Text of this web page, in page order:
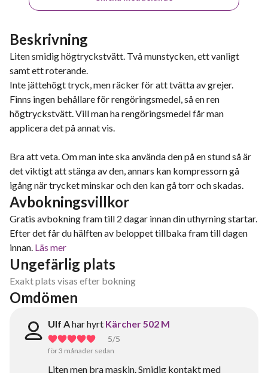
Beskrivning
Liten smidig högtryckstvätt. Två munstycken, ett vanligt
samt ett roterande.
Inte jättehögt tryck, men räcker för att tvätta av grejer.
Finns ingen behållare för rengöringsmedel, så en ren
högtryckstvätt. Vill man ha rengöringsmedel får man
applicera det på annat vis.
Bra att veta. Om man inte ska använda den på en stund så är
det viktigt att stänga av den, annars kan kompressorn gå
igång när trycket minskar och den kan gå torr och skadas.
Avbokningsvillkor
Gratis avbokning fram till 2 dagar innan din uthyrning startar.
Efter det får du hälften av beloppet tillbaka fram till dagen
innan. Läs mer
Ungefärlig plats
Exakt plats visas efter bokning
Omdömen
Ulf Ahar hyrt Kärcher 502 M
5/5
för 3 månader sedan
Liten men bra maskin. Smidig kontakt med